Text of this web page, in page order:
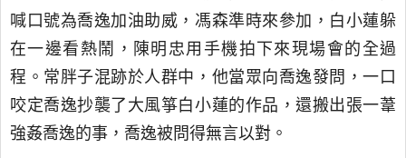
喊口號為喬逸加油助威，馮森準時來參加，白小蓮躲
在一邊看熱鬧，陳明忠用手機拍下來現場會的全過
程。常胖子混跡於人群中，他當眾向喬逸發問，一口
咬定喬逸抄襲了大風箏白小蓮的作品，還搬出張一葦
強姦喬逸的事，喬逸被問得無言以對。